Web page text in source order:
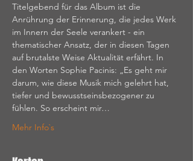
Titelgebend für das Album ist die
Anrührung der Erinnerung, die jedes Werk
im Innern der Seele verankert - ein
thematischer Ansatz, der in diesen Tagen
auf brutalste Weise Aktualität erfährt. In
den Worten Sophie Pacinis: „Es geht mir
darum, wie diese Musik mich gelehrt hat,
tiefer und bewusstseinsbezogener zu
fühlen. So erscheint mir…
Mehr Info`s